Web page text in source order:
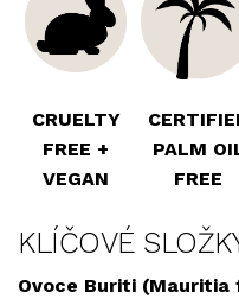
CRUELTY
FREE +
VEGAN
PALM
FREE
KLÍČOVÉ
Ovoce Buriti (Mauritia